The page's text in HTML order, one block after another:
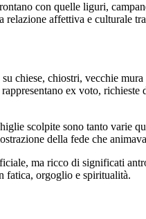
con quelle liguri,
affettiva e culturale
chiese, chiostri, vecchie
ex voto, richieste
scolpite sono tanto varie
della fede che
ma ricco di significati
fatica, orgoglio e spiritualità.